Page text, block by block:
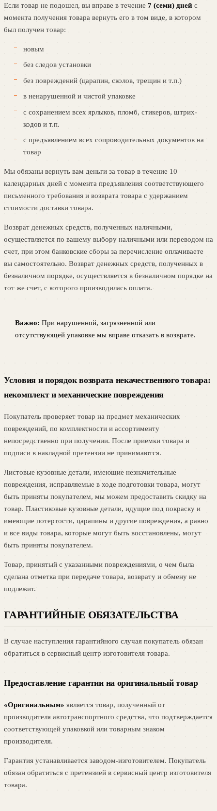
Если товар не подошел, вы вправе в течение 7 (семи) дней с
момента получения товара вернуть его в том виде, в котором
был получен товар:
новым
без следов установки
без повреждений (царапин, сколов, трещин и т.п.)
в ненарушенной и чистой упаковке
с сохранением всех ярлыков, пломб, стикеров, штрих-
кодов и т.п.
с предъявлением всех сопроводительных документов на
товар
Мы обязаны вернуть вам деньги за товар в течение 10
календарных дней с момента предъявления соответствующего
письменного требования и возврата товара с удержанием
стоимости доставки товара.
Возврат денежных средств, полученных наличными,
осуществляется по вашему выбору наличными или переводом на
счет, при этом банковские сборы за перечисление оплачиваете
вы самостоятельно. Возврат денежных средств, полученных в
безналичном порядке, осуществляется в безналичном порядке на
тот же счет, с которого производилась оплата.
Важно: При нарушенной, загрязненной или
отсутствующей упаковке мы вправе отказать в возврате.
Условия и порядок возврата некачественного товара:
некомплект и механические повреждения
Покупатель проверяет товар на предмет механических
повреждений, по комплектности и ассортименту
непосредственно при получении. После приемки товара и
подписи в накладной претензии не принимаются.
Листовые кузовные детали, имеющие незначительные
повреждения, исправляемые в ходе подготовки товара, могут
быть приняты покупателем, мы можем предоставить скидку на
товар. Пластиковые кузовные детали, идущие под покраску и
имеющие потертости, царапины и другие повреждения, а равно
и все виды товара, которые могут быть восстановлены, могут
быть приняты покупателем.
Товар, принятый с указанными повреждениями, о чем была
сделана отметка при передаче товара, возврату и обмену не
подлежит.
ГАРАНТИЙНЫЕ ОБЯЗАТЕЛЬСТВА
В случае наступления гарантийного случая покупатель обязан
обратиться в сервисный центр изготовителя товара.
Предоставление гарантии на оригинальный товар
«Оригинальным» является товар, полученный от
производителя автотранспортного средства, что подтверждается
соответствующей упаковкой или товарным знаком
производителя.
Гарантия устанавливается заводом-изготовителем. Покупатель
обязан обратиться с претензией в сервисный центр изготовителя
товара.